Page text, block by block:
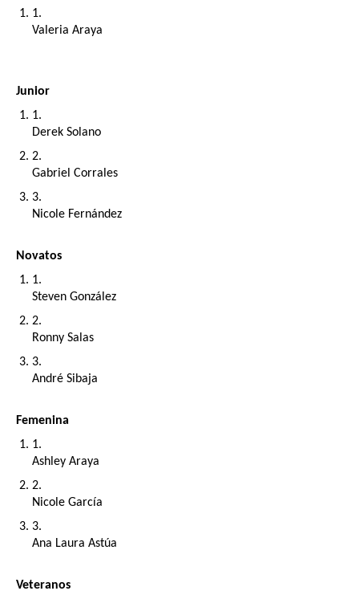
Valeria Araya
Junior
Derek Solano
Gabriel Corrales
Nicole Fernández
Novatos
Steven González
Ronny Salas
André Sibaja
Femenina
Ashley Araya
Nicole García
Ana Laura Astúa
Veteranos